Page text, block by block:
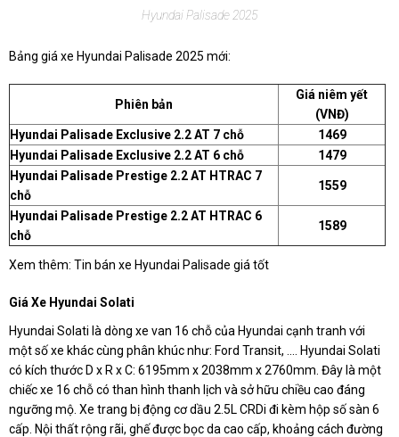
Hyundai Palisade 2025
Bảng giá xe Hyundai Palisade 2025 mới:
Phiên bản
Giá niêm yết
(VNĐ)
Hyundai Palisade Exclusive 2.2 AT 7 chỗ
1469
Hyundai Palisade Exclusive 2.2 AT 6 chỗ
1479
Hyundai Palisade Prestige 2.2 AT HTRAC 7
chỗ
1559
Hyundai Palisade Prestige 2.2 AT HTRAC 6
chỗ
1589
Xem thêm: Tin bán xe Hyundai Palisade giá tốt
Giá Xe Hyundai Solati
Hyundai Solati là dòng xe van 16 chỗ của Hyundai cạnh tranh với
một số xe khác cùng phân khúc như: Ford Transit, .... Hyundai Solati
có kích thước D x R x C: 6195mm x 2038mm x 2760mm. Đây là một
chiếc xe 16 chỗ có than hình thanh lịch và sở hữu chiều cao đáng
ngưỡng mộ. Xe trang bị động cơ dầu 2.5L CRDi đi kèm hộp số sàn 6
cấp. Nội thất rộng rãi, ghế được bọc da cao cấp, khoảng cách đường